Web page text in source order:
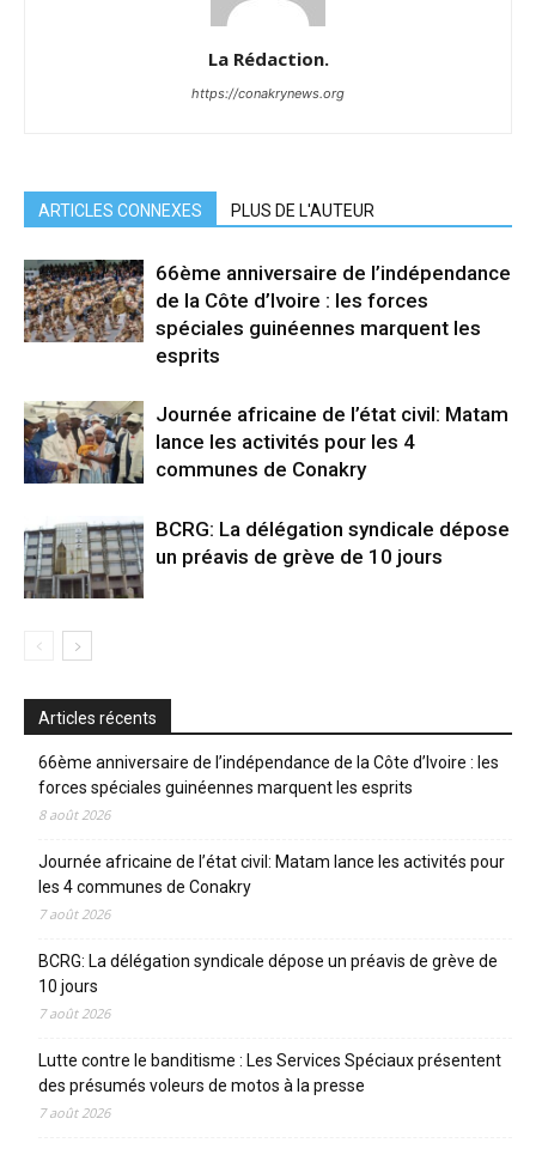
La Rédaction.
https://conakrynews.org
ARTICLES CONNEXES PLUS DE L'AUTEUR
66ème anniversaire de l’indépendance
de la Côte d’Ivoire : les forces
spéciales guinéennes marquent les
esprits
Journée africaine de l’état civil: Matam
lance les activités pour les 4
communes de Conakry
BCRG: La délégation syndicale dépose
un préavis de grève de 10 jours
Articles récents
66ème anniversaire de l’indépendance de la Côte d’Ivoire : les
forces spéciales guinéennes marquent les esprits
8 août 2026
Journée africaine de l’état civil: Matam lance les activités pour
les 4 communes de Conakry
7 août 2026
BCRG: La délégation syndicale dépose un préavis de grève de
10 jours
7 août 2026
Lutte contre le banditisme : Les Services Spéciaux présentent
des présumés voleurs de motos à la presse
7 août 2026